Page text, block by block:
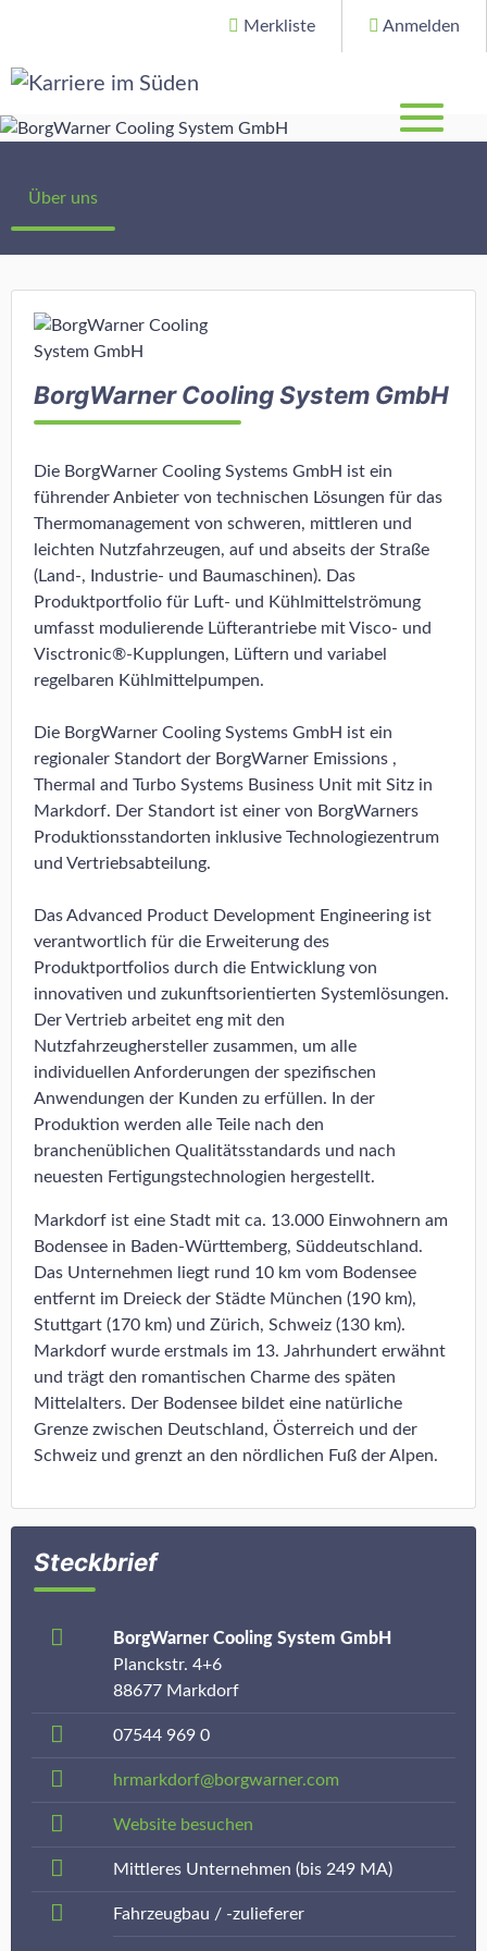
Merkliste Anmelden
Über uns
BorgWarner Cooling System GmbH
Die BorgWarner Cooling Systems GmbH ist ein
führender Anbieter von technischen Lösungen für das
Thermomanagement von schweren, mittleren und
leichten Nutzfahrzeugen, auf und abseits der Straße
(Land-, Industrie- und Baumaschinen). Das
Produktportfolio für Luft- und Kühlmittelströmung
umfasst modulierende Lüfterantriebe mit Visco- und
Visctronic®-Kupplungen, Lüftern und variabel
regelbaren Kühlmittelpumpen.
Die BorgWarner Cooling Systems GmbH ist ein
regionaler Standort der BorgWarner Emissions ,
Thermal and Turbo Systems Business Unit mit Sitz in
Markdorf. Der Standort ist einer von BorgWarners
Produktionsstandorten inklusive Technologiezentrum
und Vertriebsabteilung.
Das Advanced Product Development Engineering ist
verantwortlich für die Erweiterung des
Produktportfolios durch die Entwicklung von
innovativen und zukunftsorientierten Systemlösungen.
Der Vertrieb arbeitet eng mit den
Nutzfahrzeughersteller zusammen, um alle
individuellen Anforderungen der spezifischen
Anwendungen der Kunden zu erfüllen. In der
Produktion werden alle Teile nach den
branchenüblichen Qualitätsstandards und nach
neuesten Fertigungstechnologien hergestellt.
Markdorf ist eine Stadt mit ca. 13.000 Einwohnern am
Bodensee in Baden-Württemberg, Süddeutschland.
Das Unternehmen liegt rund 10 km vom Bodensee
entfernt im Dreieck der Städte München (190 km),
Stuttgart (170 km) und Zürich, Schweiz (130 km).
Markdorf wurde erstmals im 13. Jahrhundert erwähnt
und trägt den romantischen Charme des späten
Mittelalters. Der Bodensee bildet eine natürliche
Grenze zwischen Deutschland, Österreich und der
Schweiz und grenzt an den nördlichen Fuß der Alpen.
Steckbrief
BorgWarner Cooling System GmbH
Planckstr. 4+6
88677 Markdorf
07544 969 0
hrmarkdorf@borgwarner.com
Website besuchen
Mittleres Unternehmen (bis 249 MA)
Fahrzeugbau / -zulieferer